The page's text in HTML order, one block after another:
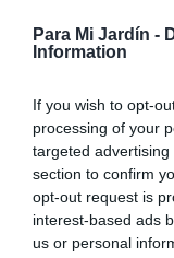
Para Mi Jardín -
Information
If you wish to opt-
processing of your
targeted
section to confirm
opt-out request is
interest-based ads
us or personal